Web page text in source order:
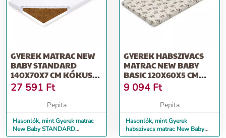
GYEREK MATRAC NEW
BABY STANDARD
140X70X7 CM KÓKUSZ-
HABSZIVACS FEHÉR
27 591 Ft
Pepita
Hasonlók, mint Gyerek matrac
New Baby STANDARD
GYEREK HABSZIVACS
MATRAC NEW BABY
BASIC 120X60X5 CM
TEDDY BEAR
9 094 Ft
Pepita
Hasonlók, mint Gyerek
habszivacs matrac New Baby